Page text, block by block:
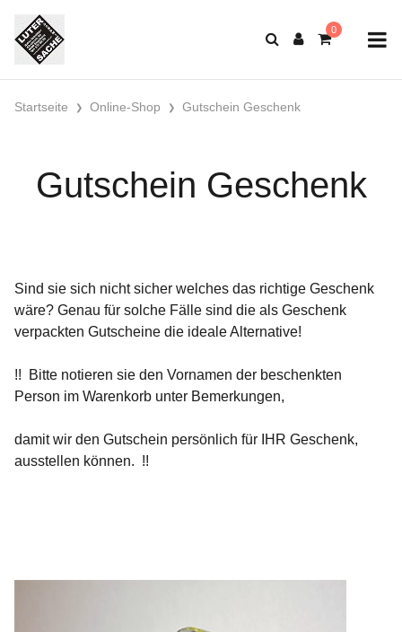
Startseite Online-Shop Gutschein Geschenk
Gutschein Geschenk
Sind sie sich nicht sicher welches das richtige Geschenk
wäre? Genau für solche Fälle sind die als Geschenk
verpackten Gutscheine die ideale Alternative!
!! Bitte notieren sie den Vornamen der beschenkten
Person im Warenkorb unter Bemerkungen,
damit wir den Gutschein persönlich für IHR Geschenk,
ausstellen können. !!